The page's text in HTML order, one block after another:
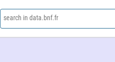
search in data.bnf.fr